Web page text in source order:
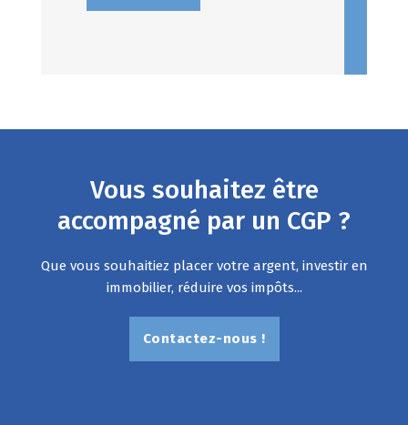
Vous souhaitez être
accompagné par un CGP ?
Que vous souhaitiez placer votre argent, investir en
immobilier, réduire vos impôts...
Contactez-nous !